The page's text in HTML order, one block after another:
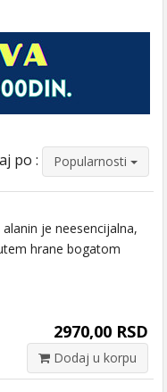
po : Popularnosti
je neesencijalna,
hrane bogatom
2970,00 RSD
Dodaj u korpu